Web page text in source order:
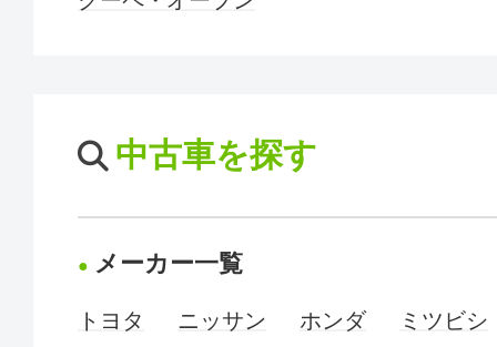
中古車を探す
メーカー一覧
トヨタ ニッサン ホンダ
ミツビシ